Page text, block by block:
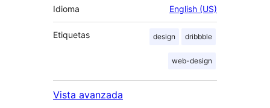
Idioma English (US)
Etiquetas design dribbble
web-design
Vista avanzada